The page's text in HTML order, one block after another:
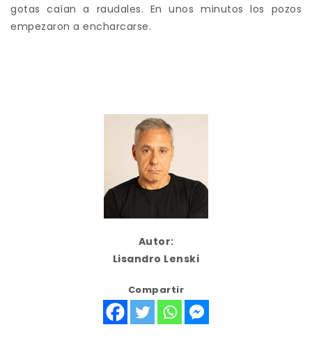
gotas caían a raudales. En unos minutos los pozos
empezaron a encharcarse.
Autor:
Lisandro Lenski
Compartir